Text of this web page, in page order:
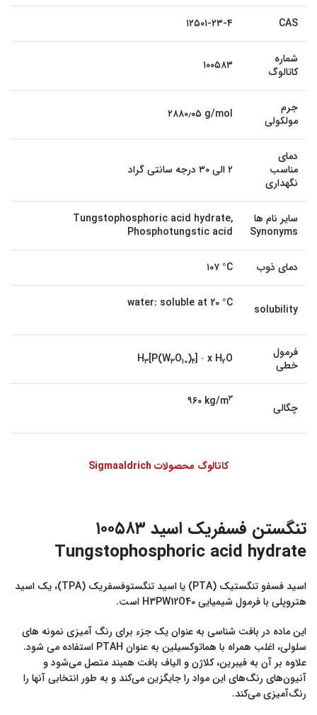
CAS ۱۲۵۰۱-۲۳-۴
شماره
کاتالوگ
۱۰۰۵۸۳
جرم
مولکولی
۲۸۸۰٫۰۵ g/mol
دمای
مناسب
نگهداری
۲ الی ۳۰ درجه سانتی گراد
سایر نام ها
Synonyms
Tungstophosphoric acid hydrate,
Phosphotungstic acid
دمای ذوب ۱۰۷ °C
solubility
water: soluble at 20 °C
فرمول
خطی
H3[P(W3O10)4] · x H2O
چگالی ۹۶۰ kg/m3
کاتالوگ محصولات Sigmaaldrich
تنگستن فسفریک اسید ۱۰۰۵۸۳
Tungstophosphoric acid hydrate
اسید فسفو تنگستیک (PTA) یا اسید تنگستوفسفریک (TPA)، یک اسید
هتروپلی با فرمول شیمیایی H3PW12O40 است.
این ماده در بافت شناسی به عنوان یک جزء برای رنگ آمیزی نمونه های
سلولی، اغلب همراه با هماتوکسیلین به عنوان PTAH استفاده می شود.
علاوه بر آن به فیبرین، کلاژن و الیاف بافت همبند متصل می‌شود و
آنیون‌های رنگ‌های این مواد را جایگزین می‌کند و به طور انتخابی آنها را
رنگ‌آمیزی می‌کند.